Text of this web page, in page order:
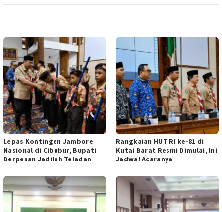
Lepas Kontingen Jambore
Nasional di Cibubur, Bupati
Berpesan Jadilah Teladan
Rangkaian HUT RI ke-81 di
Kutai Barat Resmi Dimulai, Ini
Jadwal Acaranya